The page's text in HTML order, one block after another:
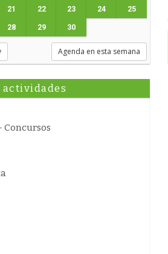
21 22 23 24 25
28 29 30
Agenda en esta semana
actividades
Concursos